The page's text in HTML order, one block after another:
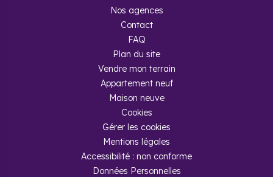
Nos agences
Contact
FAQ
Plan du site
Vendre mon terrain
Appartement neuf
Maison neuve
Cookies
Gérer les cookies
Mentions légales
Accessibilité : non conforme
Données Personnelles